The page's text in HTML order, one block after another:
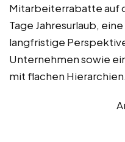
Mitarbeiterrabatte auf
Tage Jahresurlaub,
langfristige
Unternehmen sowie
mit flachen Hierarchien.